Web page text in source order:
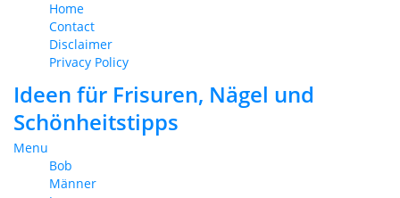
Home
Contact
Disclaimer
Privacy Policy
Ideen für Frisuren, Nägel und
Schönheitstipps
Menu
Bob
Männer